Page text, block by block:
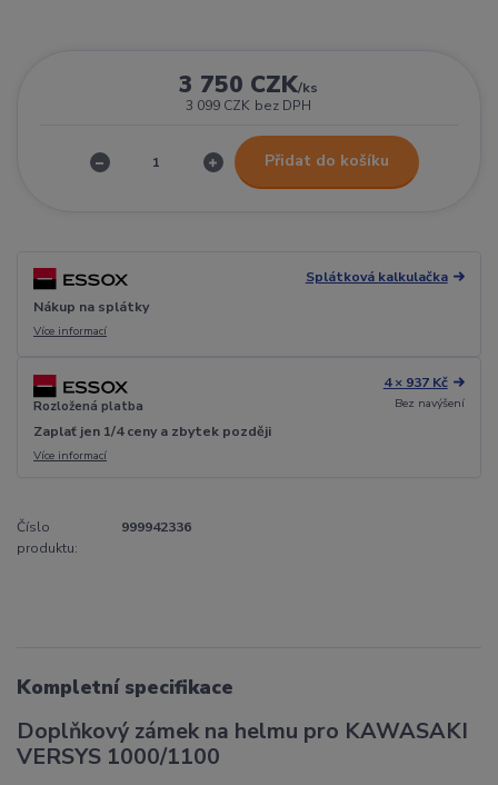
3 750 CZK/ks
3 099 CZK bez DPH
Přidat do košíku
Splátková kalkulačka
Nákup na splátky
Více informací
Rozložená platba
4 × 937 Kč
Bez navýšení
Zaplať jen 1/4 ceny a zbytek později
Více informací
Číslo
produktu:
999942336
Kompletní specifikace
Doplňkový zámek na helmu pro KAWASAKI
VERSYS 1000/1100